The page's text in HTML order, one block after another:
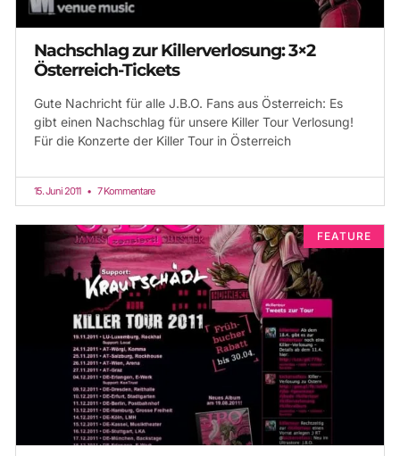
Nachschlag zur Killerverlosung: 3×2
Österreich-Tickets
Gute Nachricht für alle J.B.O. Fans aus Österreich: Es
gibt einen Nachschlag für unsere Killer Tour Verlosung!
Für die Konzerte der Killer Tour in Österreich
15. Juni 2011 7 Kommentare
FEATURE